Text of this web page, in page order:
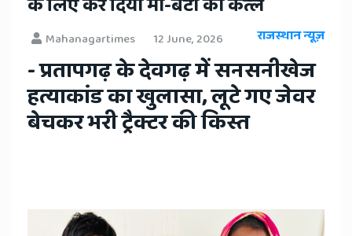
Hindi
Samachar,
Jaipur
Rajasthan
के लिए कर दिया मां-बेटी का कत्ल
Mahanagartimes 12 June, 2026 राजस्थान न्यूज़
- प्रतापगढ़ के देवगढ़ में सनसनीखेज
हत्याकांड का खुलासा, लूटे गए जेवर
बेचकर भरी ट्रैक्टर की किस्त